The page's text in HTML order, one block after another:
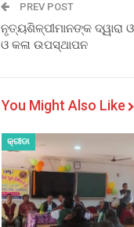
PREV POST
ନୃତ୍ୟଶିଳ୍ପୀମାନଙ୍କ ଦ୍ୱାରା
ଓ କଳା ଉପସ୍ଥାପନ
You Might Also Like
କ୍ରୀଡା